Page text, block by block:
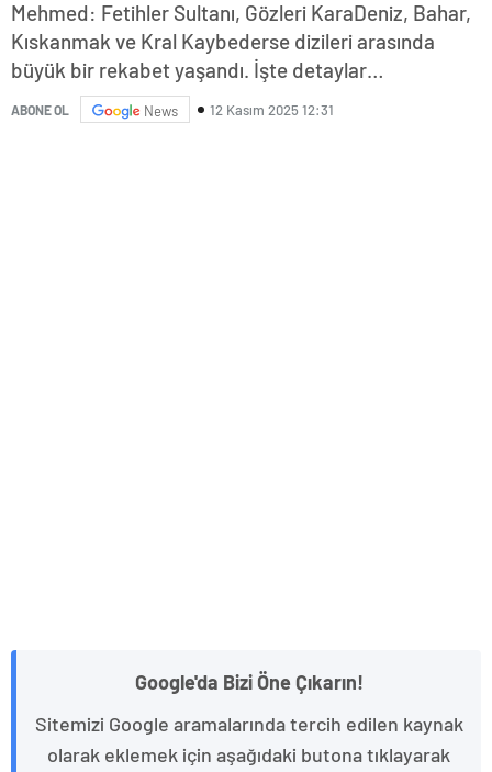
Mehmed: Fetihler Sultanı, Gözleri KaraDeniz, Bahar,
Kıskanmak ve Kral Kaybederse dizileri arasında
büyük bir rekabet yaşandı. İşte detaylar…
ABONE OL News 12 Kasım 2025 12:31
Google'da Bizi Öne Çıkarın!
Sitemizi Google aramalarında tercih edilen kaynak
olarak eklemek için aşağıdaki butona tıklayarak